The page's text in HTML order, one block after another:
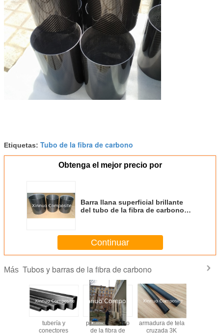
Etiquetas: Tubo de la fibra de carbono
Obtenga el mejor precio por
Barra llana superficial brillante
del tubo de la fibra de carbono
alta/semibrillante del tubo de la
fibra de carbono de la tela
cruzada 3K
Continuar
Más Tubos y barras de la fibra de carbono
tubería y
conectores
polo telescópico
de la fibra de
armadura de tela
cruzada 3K